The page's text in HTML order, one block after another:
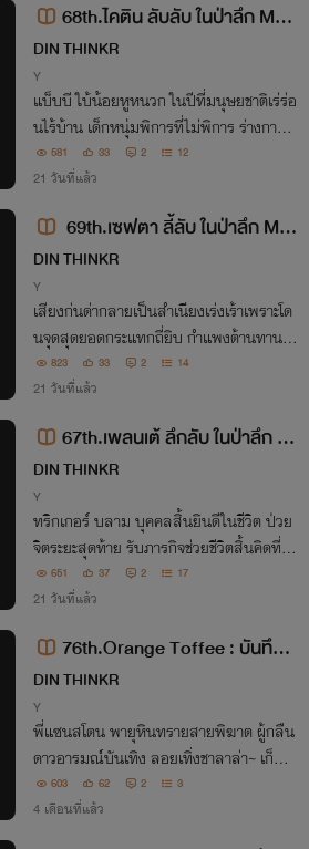
68th.ไคติน ลับลับ ในป่าลึก Myst
erious in the deep forest (Chitin)
DIN THINKR
Y
แบ็บบี ใบ้น้อยหูหนวก ในปีที่มนุษยชาติเร่ร่อ
นไร้บ้าน เด็กหนุ่มพิการที่ไม่พิการ ร่างกายค
รบ 32 รอดพ้นอัลตราซาวด์ ได้เกิดใต้กฏหม
ายที่เกือบแท้ง เด็กผิวชมพูตาดำวาว กับฝูงยา
นร่วงกราวบนดาวเจ้าแห่งคอร์เดต
581 33 2 12
21 วันที่แล้ว
69th.เซฟตา ลี้ลับ ในป่าลึก Mys
terious in the deep forest (Ceft
a)
DIN THINKR
Y
เสียงก่นด่ากลายเป็นสำเนียงเร่งเร้าเพราะโด
นจุดสุดยอดกระแทกถี่ยิบ กำแพงต้านทานใจ
พังยับเยิน แฟนทัมจับข้อมือรอบเอวเป็นที่ท
รงตัว ปล่อยอารมณ์เซ็กส์สุดเหวี่ยงฟาดฟัน
823 33 2 14
21 วันที่แล้ว
67th.เพลนเต้ ลึกลับ ในป่าลึก M
ysterious in the deep forest (Pla
ntae)
DIN THINKR
Y
ทริกเกอร์ บลาม บุคคลสิ้นยินดีในชีวิต ป่วย
จิตระยะสุดท้าย รับภารกิจช่วยชีวิตสิ้นคิดที่ค
นอื่นเซย์โน ด้วยติดสกิลโผไม่กลัวตาย ลงจอ
ดไว้ลายบนดาวไร้มลพิษ แล้วชนตีนลิงยักษ์
651 37 2 17
21 วันที่แล้ว
76th.Orange Toffee : บันทึกก
ารล่าลูกกวาด ของสัตว์ประหลาดทั้ง
เจ็ด
DIN THINKR
Y
พี่แซนสโตน พายุหินทรายสายพิฆาต ผู้กลืน
ดาวอารมณ์บันเทิง ลอยเทิ่งชาลาล่า~ เก็บก
วาดขยะเอกภพ จับ ย่อย ยุบ เขมือบทุกสิ่งที่ข
วางหน้า เพลิดเพลินไปกับการแสวงหาแผ่น
603 62 2 3
4 เดือนที่แล้ว